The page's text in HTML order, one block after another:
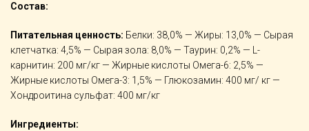
Состав:
Питательная ценность: Белки: 38,0% — Жиры: 13,0% — Сырая
клетчатка: 4,5% — Сырая зола: 8,0% — Таурин: 0,2% — L-
карнитин: 200 мг/кг — Жирные кислоты Омега-6: 2,5% —
Жирные кислоты Омега-3: 1,5% — Глюкозамин: 400 мг/ кг —
Хондроитина сульфат: 400 мг/кг
Ингредиенты: